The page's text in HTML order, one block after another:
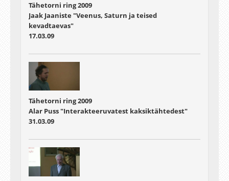
Tähetorni ring 2009
Jaak Jaaniste "Veenus, Saturn ja teised
kevadtaevas"
17.03.09
Tähetorni ring 2009
Alar Puss "Interakteeruvatest kaksiktähtedest"
31.03.09